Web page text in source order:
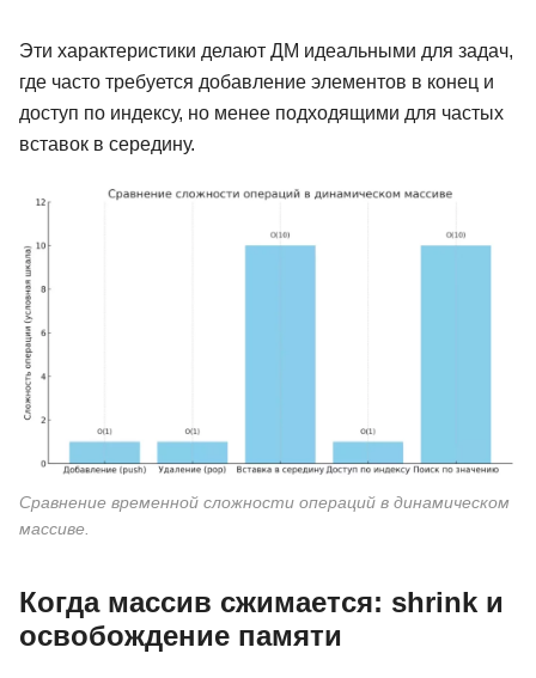
Эти характеристики делают ДМ идеальными для задач,
где часто требуется добавление элементов в конец и
доступ по индексу, но менее подходящими для частых
вставок в середину.
Сравнение временной сложности операций в динамическом
массиве.
Когда массив сжимается: shrink и
освобождение памяти
Подробнее от 4 510 ₽ Подробнее от 21 500 ₽